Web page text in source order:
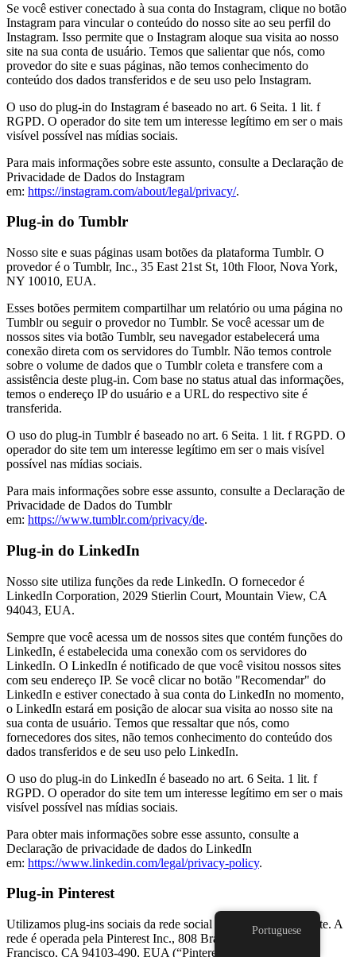
Se você estiver conectado à sua conta do Instagram, clique no botão
Instagram para vincular o conteúdo do nosso site ao seu perfil do
Instagram. Isso permite que o Instagram aloque sua visita ao nosso
site na sua conta de usuário. Temos que salientar que nós, como
provedor do site e suas páginas, não temos conhecimento do
conteúdo dos dados transferidos e de seu uso pelo Instagram.
O uso do plug-in do Instagram é baseado no art. 6 Seita. 1 lit. f
RGPD. O operador do site tem um interesse legítimo em ser o mais
visível possível nas mídias sociais.
Para mais informações sobre este assunto, consulte a Declaração de
Privacidade de Dados do Instagram
em: https://instagram.com/about/legal/privacy/.
Plug-in do Tumblr
Nosso site e suas páginas usam botões da plataforma Tumblr. O
provedor é o Tumblr, Inc., 35 East 21st St, 10th Floor, Nova York,
NY 10010, EUA.
Esses botões permitem compartilhar um relatório ou uma página no
Tumblr ou seguir o provedor no Tumblr. Se você acessar um de
nossos sites via botão Tumblr, seu navegador estabelecerá uma
conexão direta com os servidores do Tumblr. Não temos controle
sobre o volume de dados que o Tumblr coleta e transfere com a
assistência deste plug-in. Com base no status atual das informações,
temos o endereço IP do usuário e a URL do respectivo site é
transferida.
O uso do plug-in Tumblr é baseado no art. 6 Seita. 1 lit. f RGPD. O
operador do site tem um interesse legítimo em ser o mais visível
possível nas mídias sociais.
Para mais informações sobre esse assunto, consulte a Declaração de
Privacidade de Dados do Tumblr
em: https://www.tumblr.com/privacy/de.
Plug-in do LinkedIn
Nosso site utiliza funções da rede LinkedIn. O fornecedor é
LinkedIn Corporation, 2029 Stierlin Court, Mountain View, CA
94043, EUA.
Sempre que você acessa um de nossos sites que contém funções do
LinkedIn, é estabelecida uma conexão com os servidores do
LinkedIn. O LinkedIn é notificado de que você visitou nossos sites
com seu endereço IP. Se você clicar no botão "Recomendar" do
LinkedIn e estiver conectado à sua conta do LinkedIn no momento,
o LinkedIn estará em posição de alocar sua visita ao nosso site na
sua conta de usuário. Temos que ressaltar que nós, como
fornecedores dos sites, não temos conhecimento do conteúdo dos
dados transferidos e de seu uso pelo LinkedIn.
O uso do plug-in do LinkedIn é baseado no art. 6 Seita. 1 lit. f
RGPD. O operador do site tem um interesse legítimo em ser o mais
visível possível nas mídias sociais.
Para obter mais informações sobre esse assunto, consulte a
Declaração de privacidade de dados do LinkedIn
em: https://www.linkedin.com/legal/privacy-policy.
Plug-in Pinterest
Utilizamos plug-ins sociais da rede social Pinterest em nosso site. A
rede é operada pela Pinterest Inc., 808 Brannan Street, São
Francisco, CA 94103-490, EUA (“Pinterest”).
Portuguese